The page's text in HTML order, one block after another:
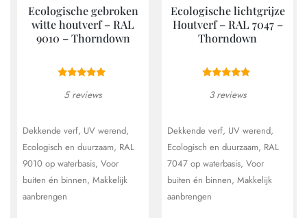
Ecologische gebroken
witte houtverf – RAL
9010 – Thorndown
5 reviews
Dekkende verf UV werend
Ecologisch en duurzaam RAL
9010 op waterbasis Voor
buiten én binnen Makkelijk
aanbrengen
Ecologische lichtgrijze
Houtverf – RAL 7047 –
Thorndown
3 reviews
Dekkende verf UV werend
Ecologisch en duurzaam RAL
7047 op waterbasis Voor
buiten én binnen Makkelijk
aanbrengen